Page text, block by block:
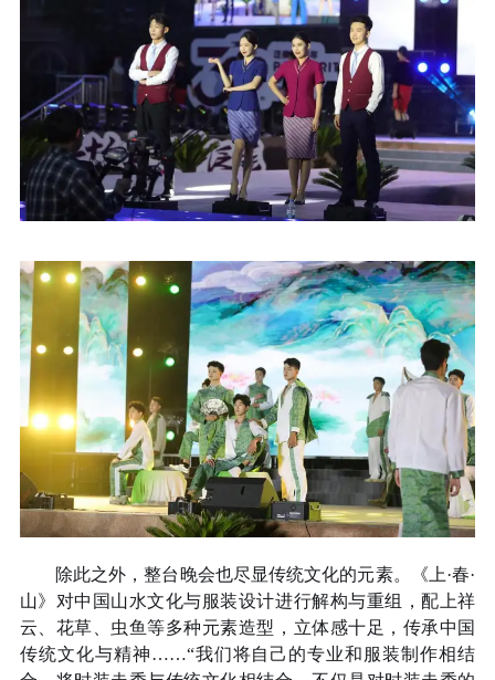
除此之外，整台晚会也尽显传统文化的元素。《上·春·
山》对中国山水文化与服装设计进行解构与重组，配上祥
云、花草、虫鱼等多种元素造型，立体感十足，传承中国
传统文化与精神……“我们将自己的专业和服装制作相结